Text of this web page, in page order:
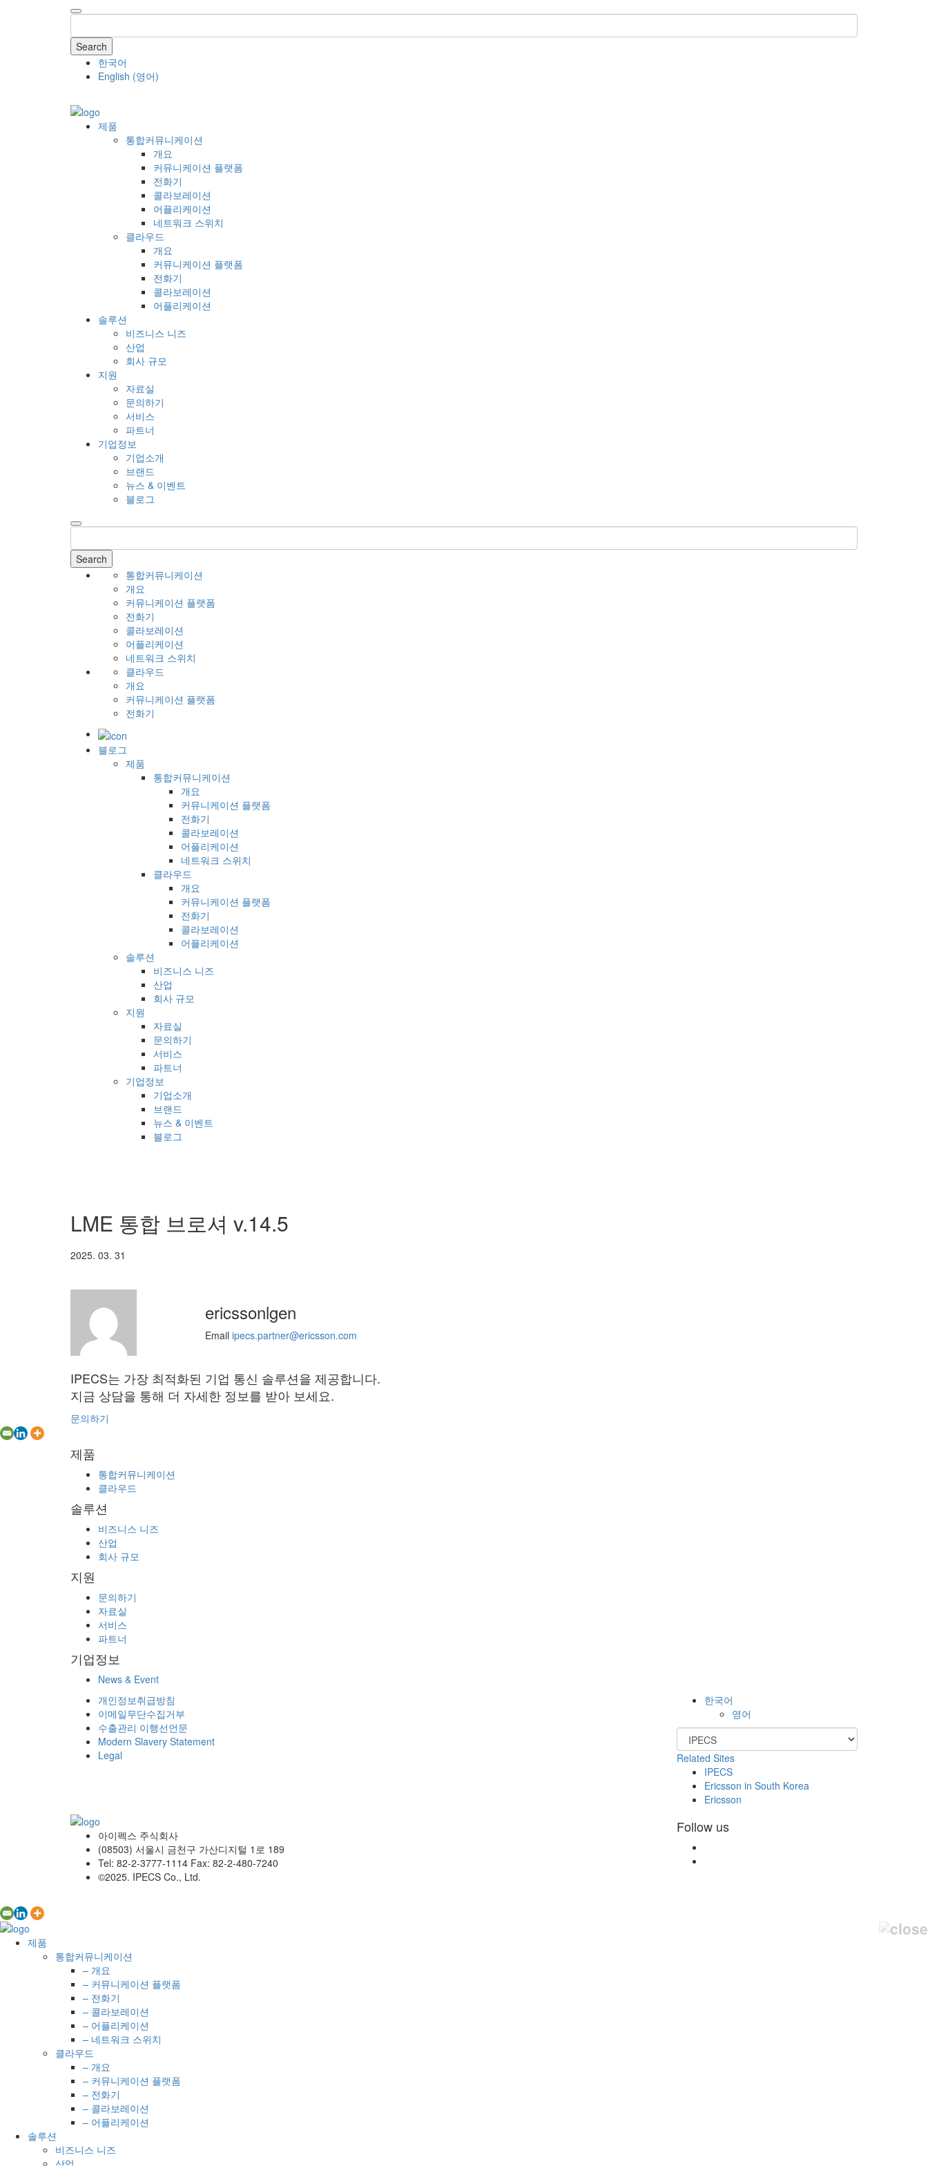
Search
한국어
English (영어)
제품
통합커뮤니케이션
개요
커뮤니케이션 플랫폼
전화기
콜라보레이션
어플리케이션
네트워크 스위치
클라우드
개요
커뮤니케이션 플랫폼
전화기
콜라보레이션
어플리케이션
솔루션
비즈니스 니즈
산업
회사 규모
지원
자료실
문의하기
서비스
파트너
기업정보
기업소개
브랜드
뉴스 & 이벤트
블로그
Search
통합커뮤니케이션
개요
커뮤니케이션 플랫폼
전화기
콜라보레이션
어플리케이션
네트워크 스위치
클라우드
개요
커뮤니케이션 플랫폼
전화기
블로그
제품
통합커뮤니케이션
개요
커뮤니케이션 플랫폼
전화기
콜라보레이션
어플리케이션
네트워크 스위치
클라우드
개요
커뮤니케이션 플랫폼
전화기
콜라보레이션
어플리케이션
솔루션
비즈니스 니즈
산업
회사 규모
지원
자료실
문의하기
서비스
파트너
기업정보
기업소개
브랜드
뉴스 & 이벤트
블로그
LME 통합 브로셔 v.14.5
2025. 03. 31
ericssonlgen
Email ipecs.partner@ericsson.com
IPECS는 가장 최적화된 기업 통신 솔루션을 제공합니다.
지금 상담을 통해 더 자세한 정보를 받아 보세요.
문의하기
제품
통합커뮤니케이션
클라우드
솔루션
비즈니스 니즈
산업
회사 규모
지원
문의하기
자료실
서비스
파트너
기업정보
News & Event
개인정보취급방침
이메일무단수집거부
수출관리 이행선언문
Modern Slavery Statement
Legal
한국어
영어
Related Sites
IPECS
Ericsson in South Korea
Ericsson
아이펙스 주식회사
(08503) 서울시 금천구 가산디지털 1로 189
Tel: 82-2-3777-1114 Fax: 82-2-480-7240
©2025. IPECS Co., Ltd.
Follow us
제품
통합커뮤니케이션
– 개요
– 커뮤니케이션 플랫폼
– 전화기
– 콜라보레이션
– 어플리케이션
– 네트워크 스위치
클라우드
– 개요
– 커뮤니케이션 플랫폼
– 전화기
– 콜라보레이션
– 어플리케이션
솔루션
비즈니스 니즈
산업